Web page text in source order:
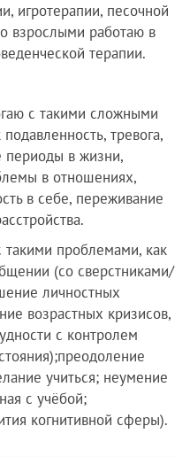
игротерапии, песочной
взрослыми работаю в
терапии.
с такими сложными
тревога,
периоды в жизни,
в отношениях,
в себе, переживание
проблемами, как
(со сверстниками/
личностных
возрастных кризисов,
с контролем
учиться; неумение
с учёбой;
когнитивной сферы).